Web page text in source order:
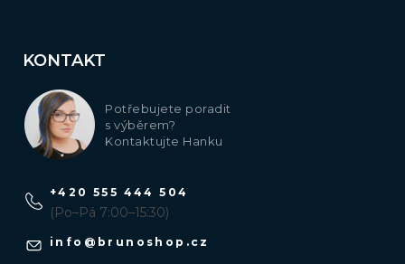
KONTAKT
Potřebujete poradit
s výběrem?
Kontaktujte Hanku
info @ brunoshop.cz
+420 555 444 504
(Po–Pá 7:00–15:30)